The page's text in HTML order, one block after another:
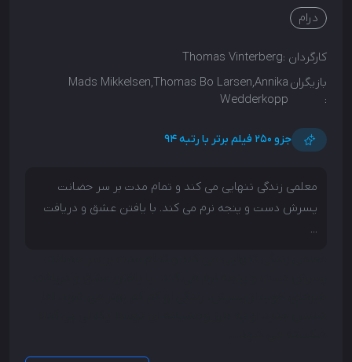
درام
کارگردان :Thomas Vinterberg
بازیگران
:
Mads Mikkelsen,Thomas Bo Larsen,Annika
Wedderkopp
جزو ۲۵۰ فیلم برتر با رتبه 94
معلمی زندگی تنهایی می کند و تمام مدت بر سر حضانت
پسرش دست و پنجه نرم می کند. با یافتن عشق و دریافت
...